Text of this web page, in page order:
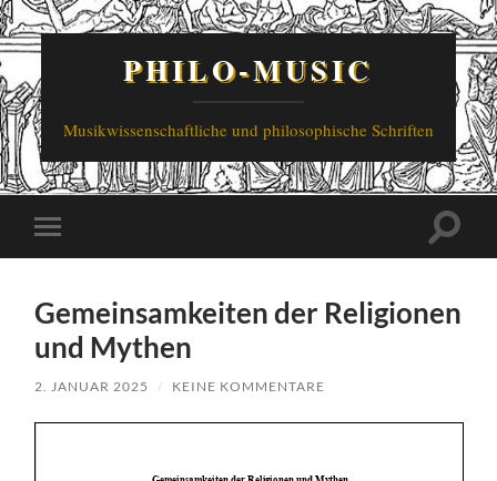
PHILO-MUSIC
Musikwissenschaftliche und philosophische Schriften
Mobile-
Menü
Gemeinsamkeiten der Religionen
und Mythen
2. JANUAR 2025 / KEINE KOMMENTARE